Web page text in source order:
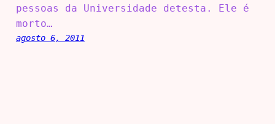
pessoas da Universidade detesta. Ele é
morto…
agosto 6, 2011